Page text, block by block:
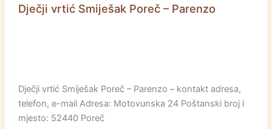
Dječji vrtić Smiješak Poreč – Parenzo
Dječji vrtić Smiješak Poreč – Parenzo – kontakt adresa,
telefon, e-mail Adresa: Motovunska 24 Poštanski broj i
mjesto: 52440 Poreč